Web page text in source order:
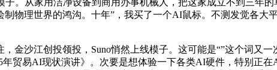
物理世界的鸿沟。十年”，我买了一个AI鼠标。不测发觉各
沙江创投领投，Suno悄然上线模子。这可能是“”这个词又一
贸易AI现状演讲》。次要是想体验一下各类AI硬件，特别正